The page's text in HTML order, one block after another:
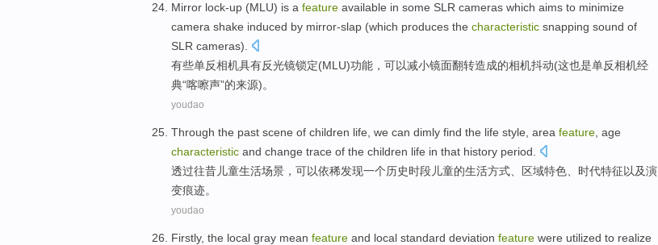
Mirror lock-up (MLU) is a feature available in some SLR cameras which aims to minimize
camera shake induced by mirror-slap (which produces the characteristic snapping sound of
SLR cameras).
有些单反相机具有反光镜锁定(MLU)功能 ， 可以减小镜面翻转造成的相机抖动(这也是单反相机经
典“喀嚓声”的来源)。
youdao
Through the past scene of children life , we can dimly find the life style area feature age
characteristic and change trace of the children life in that history period
透过往昔儿童生活场景 ， 可以依稀发现一个历史时段儿童的生活方式 区域特色 时代特征以及演
变痕迹。
youdao
Firstly, the local gray mean feature and local standard deviation feature were utilized to realize